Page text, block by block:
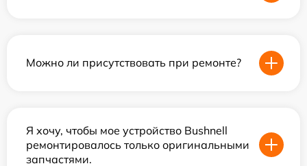
Можно ли присутствовать при ремонте?
Я хочу, чтобы мое устройство Bushnell
ремонтировалось только оригинальными
запчастями.